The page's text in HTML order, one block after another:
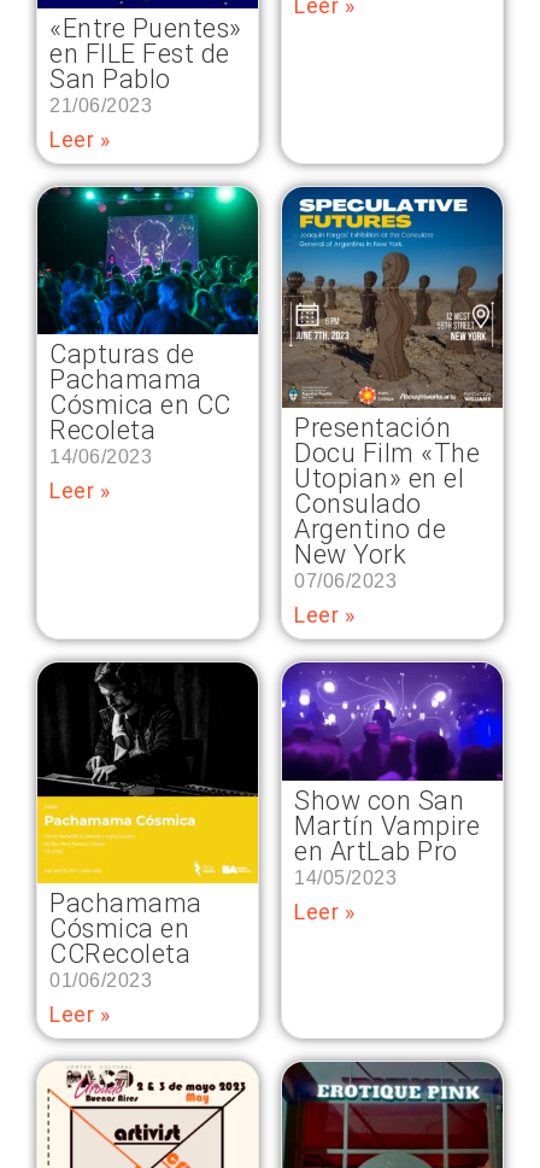
«Entre Puentes»
en FILE Fest de
San Pablo
21/06/2023
Leer »
Leer »
Capturas de
Pachamama
Cósmica en CC
Recoleta
14/06/2023
Leer »
Presentación
Docu Film «The
Utopian» en el
Consulado
Argentino de
New York
07/06/2023
Leer »
Pachamama
Cósmica en
CCRecoleta
01/06/2023
Leer »
Show con San
Martín Vampire
en ArtLab Pro
14/05/2023
Leer »